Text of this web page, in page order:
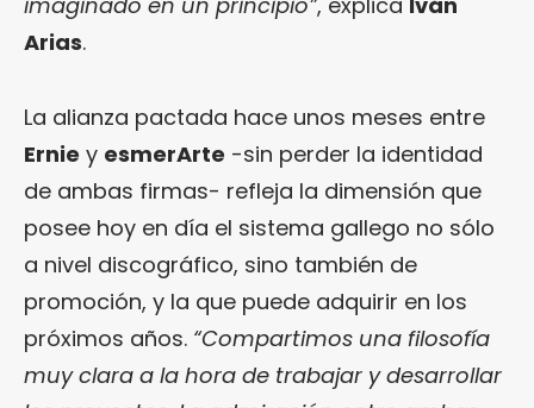
Arias.
La alianza pactada hace unos meses entre
Ernie y esmerArte -sin perder la identidad
de ambas firmas- refleja la dimensión que
posee hoy en día el sistema gallego no sólo
a nivel discográfico, sino también de
promoción, y la que puede adquirir en los
próximos años. “Compartimos una filosofía
muy clara a la hora de trabajar y desarrollar